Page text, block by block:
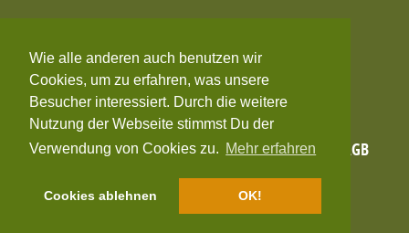
Wie alle anderen auch benutzen wir
Cookies, um zu erfahren, was unsere
Besucher interessiert. Durch die weitere
Nutzung der Webseite stimmst Du der
Verwendung von Cookies zu. Mehr erfahren
Cookies ablehnen OK!
Twitter
YouTube
Home Impressum Datenschutzerklärung AGB